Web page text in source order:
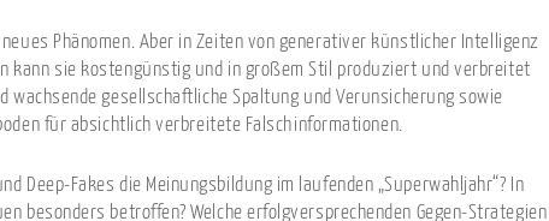
Phänomen. Aber in Zeiten von generativer künstlicher Intelligenz
kann sie kostengünstig und in großem Stil produziert und verbreitet
wachsende gesellschaftliche Spaltung und Verunsicherung sowie
für absichtlich verbreitete Falschinformationen.
Deep-Fakes die Meinungsbildung im laufenden „Superwahljahr“? In
besonders betroffen? Welche erfolgversprechenden Gegen-Strategien